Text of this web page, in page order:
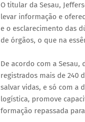
O titular da Sesau,
levar informação e
e o esclarecimento das
de órgãos, o que na
De acordo com a Sesau,
registrados mais de 240
salvar vidas, e só com a
logística, promove
formação repassada